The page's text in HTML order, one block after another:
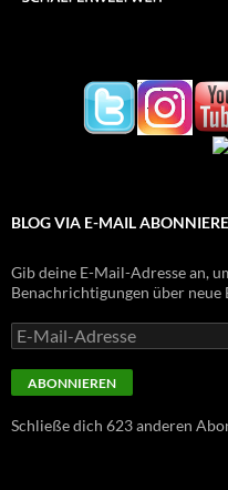
BLOG VIA E-MAIL
Gib deine E-Mail-Adresse an,
Benachrichtigungen über
E-
Mail-
Adresse
ABONNIEREN
Schließe dich 623 anderen